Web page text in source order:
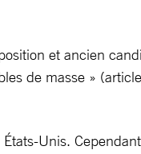
et ancien
de masse »
Unis.